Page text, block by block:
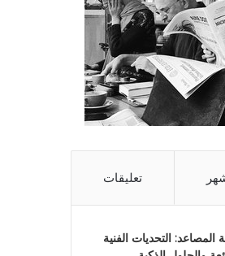
تعليقات
المصاعد: التحديات الفنية